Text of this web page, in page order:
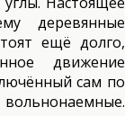
деревянные
ещё долго,
движение
сам по